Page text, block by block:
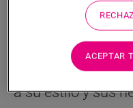
¿No está seguro
a su estilo y sus
ACEPTAR